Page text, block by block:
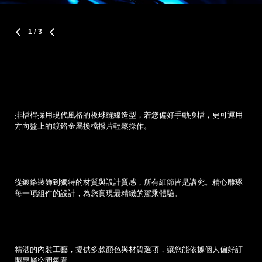
1 / 3
排檔桿採用現代風格的板球縫線造型，若您偏好手動換檔，更可運用
方向盤上的鍍鉻金屬換檔撥片輕鬆操作。
從鍍鉻裝飾到獨特的材質與設計質感，所有細節皆是講究。精心雕琢
每一項組件的設計，為您實現最精緻的駕乘體驗。
精湛的內裝工藝，提供多款顏色與材質選項，讓您能依據個人偏好訂